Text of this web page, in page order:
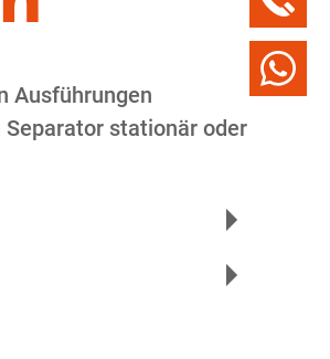
Ausführungen
stationär oder